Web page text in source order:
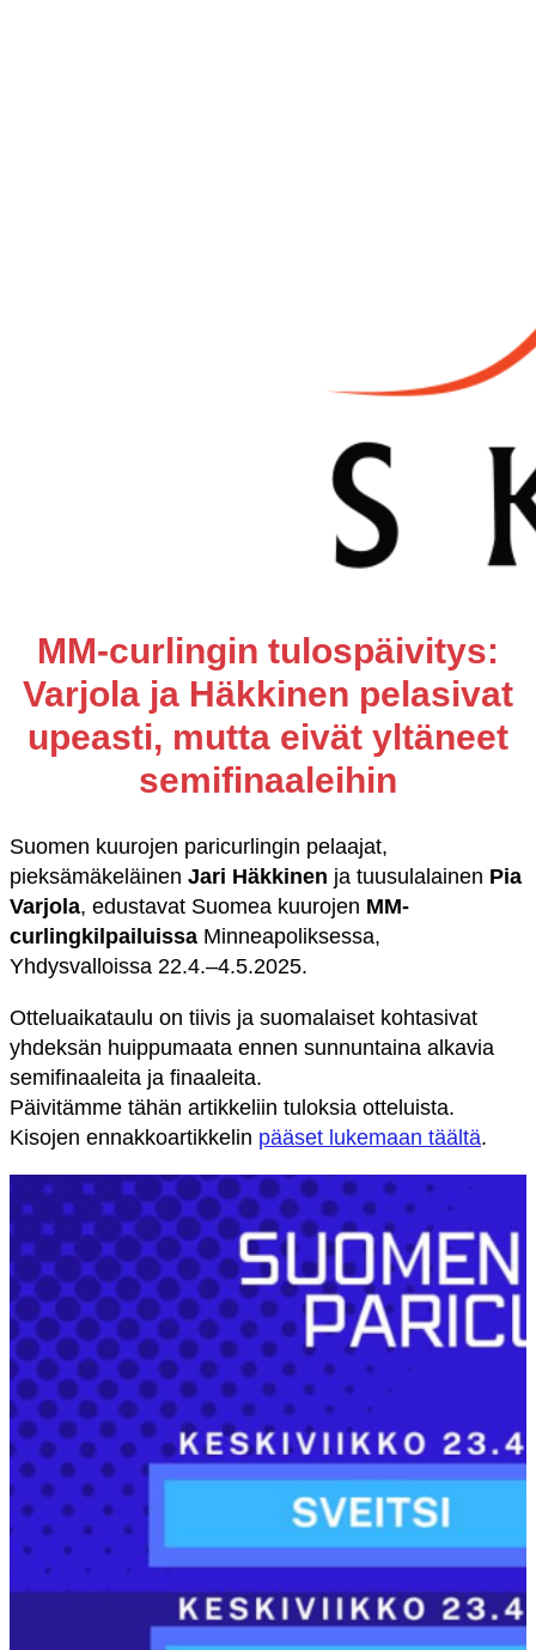
MM-curlingin tulospäivitys:
Varjola ja Häkkinen pelasivat
upeasti, mutta eivät yltäneet
semifinaaleihin
Suomen kuurojen paricurlingin pelaajat,
pieksämäkeläinen Jari Häkkinen ja tuusulalainen Pia
Varjola, edustavat Suomea kuurojen MM-
curlingkilpailuissa Minneapoliksessa,
Yhdysvalloissa 22.4.–4.5.2025.
Otteluaikataulu on tiivis ja suomalaiset kohtasivat
yhdeksän huippumaata ennen sunnuntaina alkavia
semifinaaleita ja finaaleita.
Päivitämme tähän artikkeliin tuloksia otteluista.
Kisojen ennakkoartikkelin pääset lukemaan täältä.